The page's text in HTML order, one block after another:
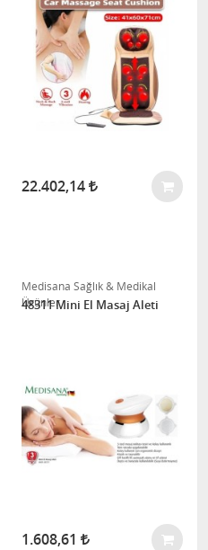
22.402,14
Medisana Sağlık & Medikal
Ürünler
48311 Mini El Masaj Aleti
1.608,61